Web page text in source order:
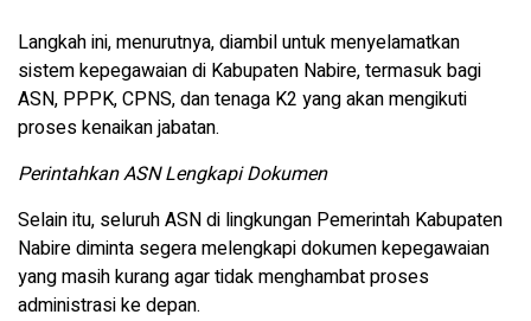
Langkah ini, menurutnya, diambil untuk menyelamatkan
sistem kepegawaian di Kabupaten Nabire, termasuk bagi
ASN, PPPK, CPNS, dan tenaga K2 yang akan mengikuti
proses kenaikan jabatan.
Perintahkan ASN Lengkapi Dokumen
Selain itu, seluruh ASN di lingkungan Pemerintah Kabupaten
Nabire diminta segera melengkapi dokumen kepegawaian
yang masih kurang agar tidak menghambat proses
administrasi ke depan.